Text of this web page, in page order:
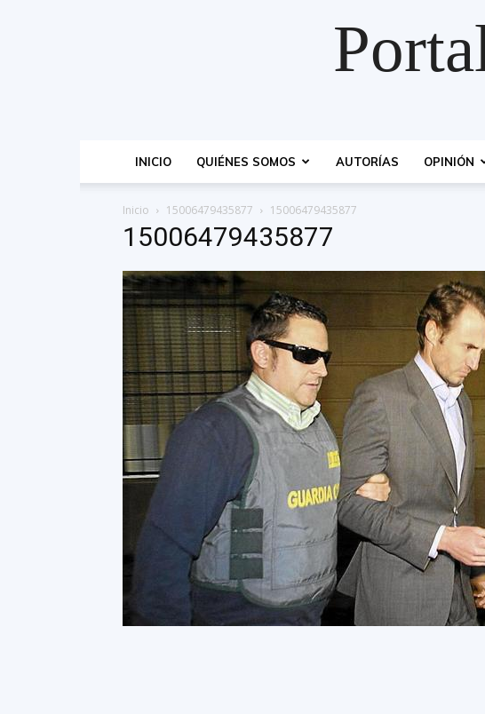
INICIO QUIÉNES SOMOS AUTORÍAS OPINIÓN
Inicio 15006479435877 15006479435877
15006479435877